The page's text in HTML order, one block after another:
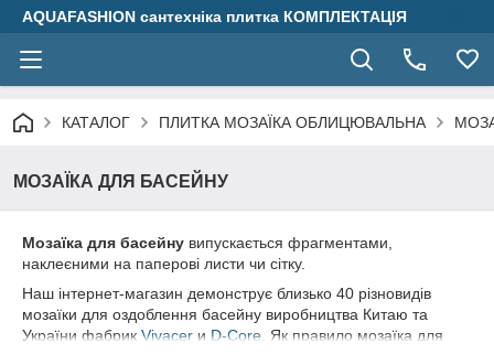
AQUAFASHION сантехніка плитка КОМПЛЕКТАЦІЯ
КАТАЛОГ ПЛИТКА МОЗАЇКА ОБЛИЦЮВАЛЬНА
МОЗАЇКА ДЛЯ БАСЕЙНУ
Мозаїка для басейну випускається фрагментами,
наклеєними на паперові листи чи сітку.
Наш інтернет-магазин демонструє близько 40 різновидів
мозаїки для оздоблення басейну виробництва Китаю та
України фабрик Vivacer и D-Core . Як правило мозаїка для